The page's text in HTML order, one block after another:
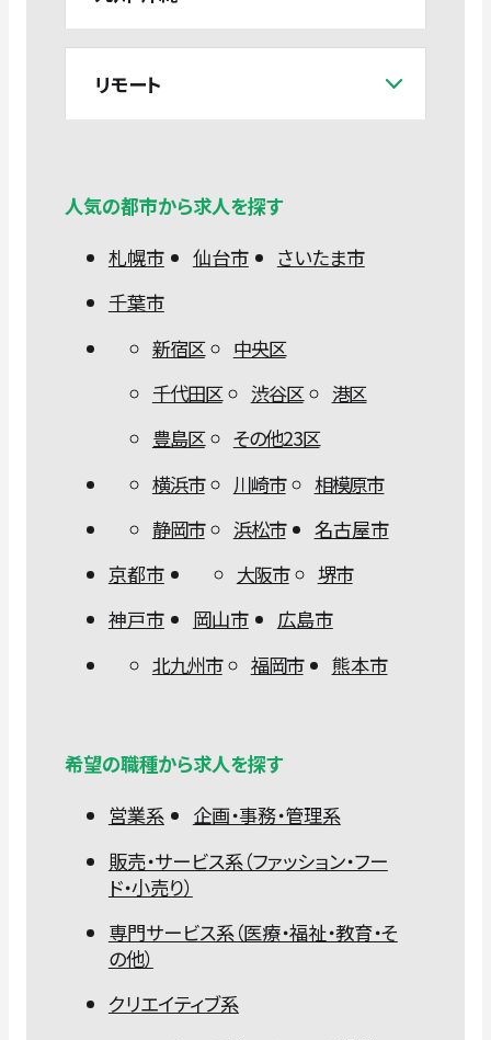
リモート
人気の都市から求人を探す
札幌市
仙台市
さいたま市
千葉市
新宿区
中央区
千代田区
渋谷区
港区
豊島区
その他23区
横浜市
川崎市
相模原市
静岡市
浜松市
名古屋市
京都市
大阪市
堺市
神戸市
岡山市
広島市
北九州市
福岡市 熊本市
希望の職種から求人を探す
営業系
企画・事務・管理系
販売・サービス系（ファッション・フー
ド・小売り）
専門サービス系（医療・福祉・教育・そ
の他）
クリエイティブ系